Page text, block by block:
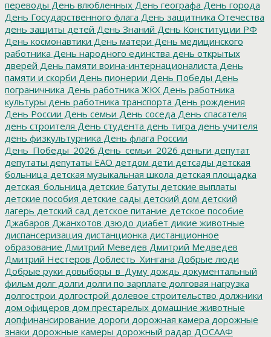
переводы День влюбленных День географа День города
День Государственного флага День защитника Отечества
день защиты детей День Знаний День Конституции РФ
День космонавтики День матери День медицинского
работника День народного единства день открытых
дверей День памяти воина-интернационалиста День
памяти и скорби День пионерии День Победы День
пограничника День работника ЖКХ День работника
культуры день работника транспорта День рождения
День России День семьи День соседа День спасателя
день строителя День студента день тигра день учителя
день физкультурника День флага России
День_Победы_2026 День_семьи_2026 деньги депутат
депутаты депутаты ЕАО детдом дети детсады детская
больница детская музыкальная школа детская площадка
детская_больница детские батуты детские выплаты
детские пособия детские сады детский дом детский
лагерь детский сад детское питание детское пособие
Джабаров Джанхотов дзюдо диабет дикие животные
диспансеризация дистанционка дистанционное
образование Дмитрий Меведев Дмитрий Медведев
Дмитрий Нестеров Доблесть_Хингана Добрые люди
Добрые руки довыборы_в_Думу дождь документальный
фильм долг долги долги по зарплате долговая нагрузка
долгострои долгострой долевое строительство должники
дом офицеров дом престарелых домашние животные
допфинансирование дороги дорожная камера дорожные
знаки дорожные камеры дорожный радар ДОСААФ